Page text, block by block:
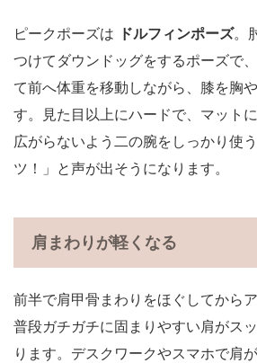
ピークポーズは ドルフィンポーズ。
つけてダウンドッグをするポーズで
て前へ体重を移動しながら、膝を胸
す。見た目以上にハードで、マット
広がらないよう二の腕をしっかり使
ツ！」と声が出そうになります。
肩まわりが軽くなる
前半で肩甲骨まわりをほぐしてから
普段ガチガチに固まりやすい肩がス
ります。デスクワークやスマホで肩